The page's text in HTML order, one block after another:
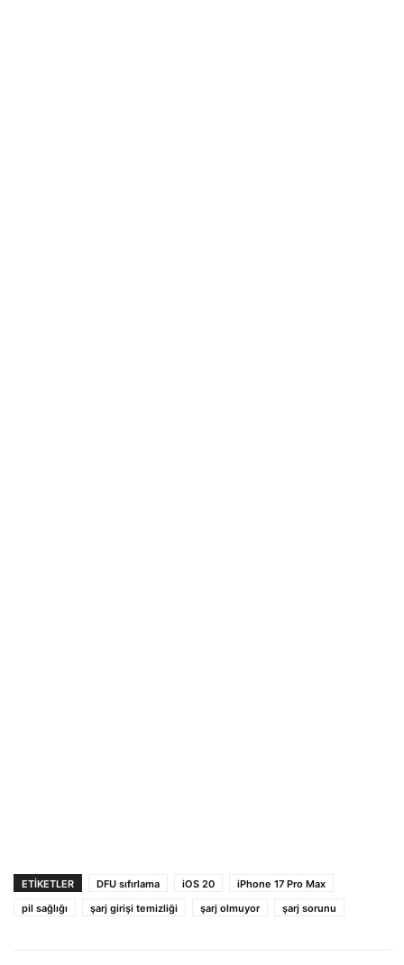
ETIKETLER DFU sıfırlama iOS 20
iPhone 17 Pro Max
pil sağlığı
şarj girişi temizliği şarj olmuyor şarj sorunu